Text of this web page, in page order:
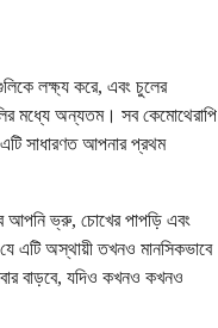
লক্ষ্য করে, এবং চুলের
মধ্যে অন্যতম। সব কেমোথেরাপি
সাধারণত আপনার প্রথম
আপনি ভ্রু, চোখের পাপড়ি এবং
এটি অস্থায়ী তখনও মানসিকভাবে
বাড়বে, যদিও কখনও কখনও